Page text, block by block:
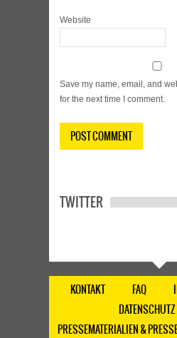
Website
Save my name, email, and
for the next time I comment.
TWITTER
KONTAKT FAQ
DATENSCHUTZ
PRESSEMATERIALIEN &